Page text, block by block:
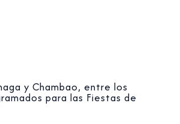
y Chambao, entre los
para las Fiestas de